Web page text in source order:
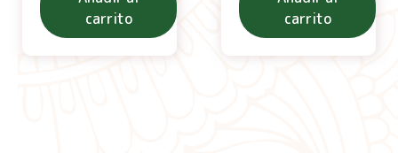
carrito
carrito